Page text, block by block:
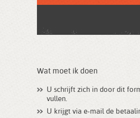
Wat moet ik doen
U schrijft zich in door dit
vullen.
U krijgt via e-mail de